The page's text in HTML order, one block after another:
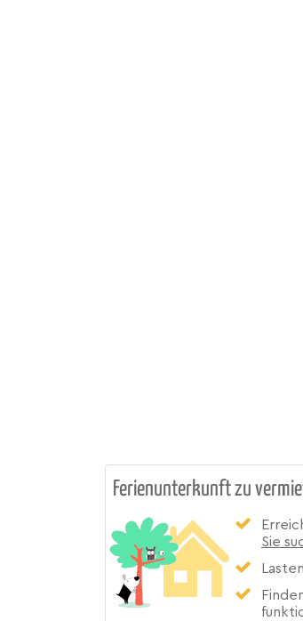
Ferienunterkunft zu
Sie